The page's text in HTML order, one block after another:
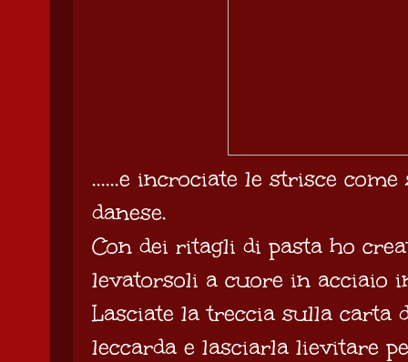
......e incrociate le strisce
danese.
Con dei ritagli di pasta ho
levatorsoli a cuore in acciaio
Lasciate la treccia sulla carta
leccarda e lasciarla lievitare